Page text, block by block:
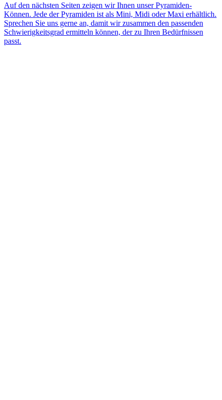
Auf den nächsten Seiten zeigen wir Ihnen unser Pyramiden-
Können. Jede der Pyramiden ist als Mini, Midi oder Maxi erhältlich.
Sprechen Sie uns gerne an, damit wir zusammen den passenden
Schwierigkeitsgrad ermitteln können, der zu Ihren Bedürfnissen
passt.